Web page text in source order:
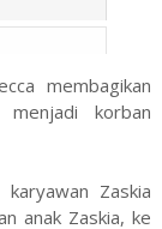
membagikan
korban
Zaskia
anak Zaskia, ke